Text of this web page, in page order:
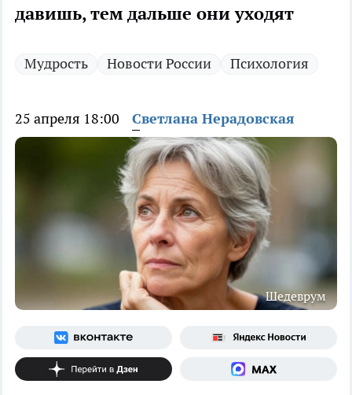
давишь, тем дальше они уходят
Мудрость Новости России Психология
25 апреля 18:00 Светлана Нерадовская
Шедеврум